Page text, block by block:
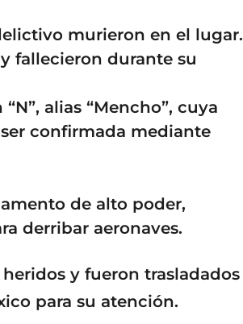
murieron en el lugar.
fallecieron durante su
alias “Mencho”, cuya
confirmada mediante
de alto poder,
derribar aeronaves.
y fueron trasladados
para su atención.